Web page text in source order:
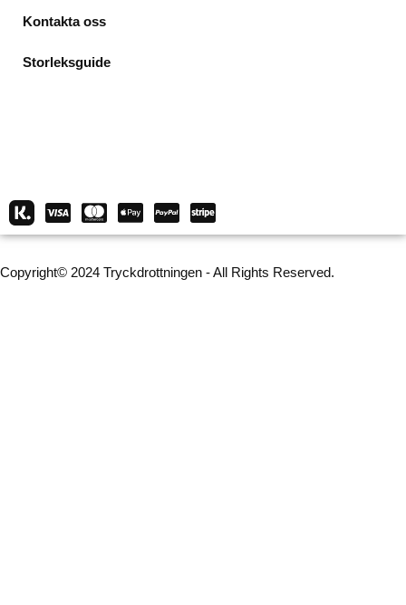
Kontakta oss
Storleksguide
Copyright© 2024 Tryckdrottningen - All Rights Reserved.